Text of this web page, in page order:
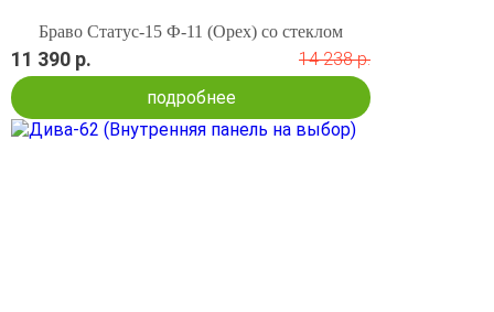
Браво Статус-15 Ф-11 (Орех) со стеклом
11 390 р.
14 238 р.
подробнее